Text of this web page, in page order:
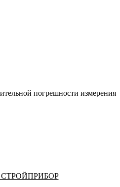
погрешности измерения
СТРОЙПРИБОР